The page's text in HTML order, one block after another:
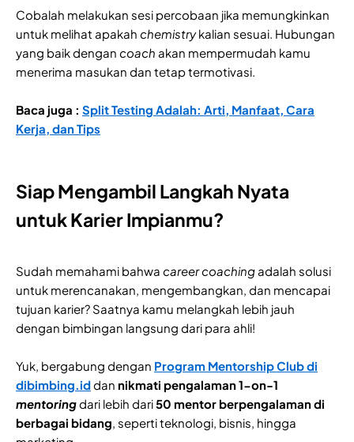
Cobalah melakukan sesi percobaan jika memungkinkan
untuk melihat apakah chemistrykalian sesuai. Hubungan
yang baik dengan coach akan mempermudah kamu
menerima masukan dan tetap termotivasi.
Baca juga : Split Testing Adalah: Arti, Manfaat, Cara
Kerja, dan Tips
Siap Mengambil Langkah Nyata
untuk Karier Impianmu?
Sudah memahami bahwa career coachingadalah solusi
untuk merencanakan, mengembangkan, dan mencapai
tujuan karier? Saatnya kamu melangkah lebih jauh
dengan bimbingan langsung dari para ahli!
Yuk, bergabung dengan Program Mentorship Club di
dibimbing.iddan nikmati pengalaman 1-on-1
mentoringdari lebih dari50 mentor berpengalaman di
berbagai bidang, seperti teknologi, bisnis, hingga